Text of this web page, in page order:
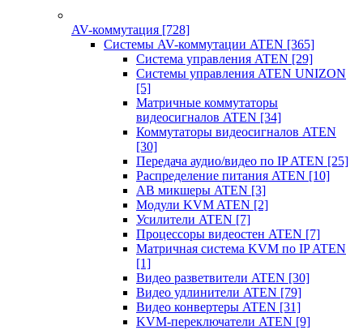
AV-коммутация [728]
Системы AV-коммутации ATEN [365]
Система управления ATEN [29]
Системы управления ATEN UNIZON
[5]
Матричные коммутаторы
видеосигналов ATEN [34]
Коммутаторы видеосигналов ATEN
[30]
Передача аудио/видео по IP ATEN [25]
Распределение питания ATEN [10]
АВ микшеры ATEN [3]
Модули KVM ATEN [2]
Усилители ATEN [7]
Процессоры видеостен ATEN [7]
Матричная система KVM по IP ATEN
[1]
Видео разветвители ATEN [30]
Видео удлинители ATEN [79]
Видео конвертеры ATEN [31]
KVM-переключатели ATEN [9]